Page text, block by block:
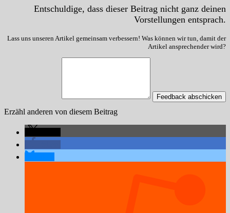
Entschuldige, dass dieser Beitrag nicht ganz deinen
Vorstellungen entsprach.
Lass uns unseren Artikel gemeinsam verbessern! Was können wir tun, damit der
Artikel ansprechender wird?
Feedback abschicken
Erzähl anderen von diesem Beitrag